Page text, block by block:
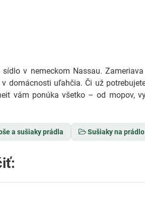
v nemeckom Nassau.
domácnosti uľahčia. Či už
vám ponúka všetko – od mopov,
a sušiaky prádla Sušiaky na prádlo